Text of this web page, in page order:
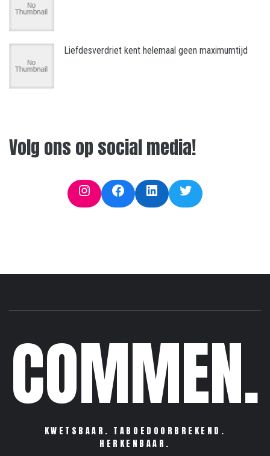
Liefdesverdriet kent helemaal geen maximumtijd
Volg ons op social media!
InstagramFacebookLinkedInTwitter
COMMEN.
KWETSBAAR. TABOEDOORBREKEND.
HERKENBAAR.